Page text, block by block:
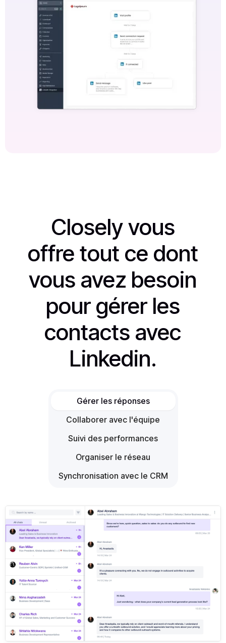
Closely vous
offre tout ce dont
vous avez besoin
pour gérer les
contacts avec
Linkedin.
Gérer les réponses
Collaborer avec l'équipe
Suivi des performances
Organiser le réseau
Synchronisation avec le CRM